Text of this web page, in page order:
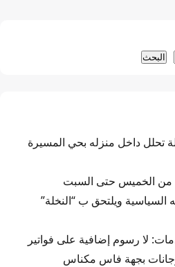
البحث
تحلل داخل منزله بحي المسيرة
ويلتحق ب “النخلة”
لا رسوم إضافية على فواتير
بجهة فاس مكناس